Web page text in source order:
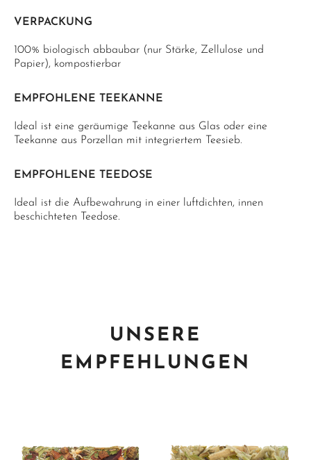
VERPACKUNG
100% biologisch abbaubar (nur Stärke, Zellulose und
Papier), kompostierbar
EMPFOHLENE TEEKANNE
Ideal ist eine geräumige Teekanne aus Glas oder eine
Teekanne aus Porzellan mit integriertem Teesieb.
EMPFOHLENE TEEDOSE
Ideal ist die Aufbewahrung in einer luftdichten, innen
beschichteten Teedose.
UNSERE
EMPFEHLUNGEN